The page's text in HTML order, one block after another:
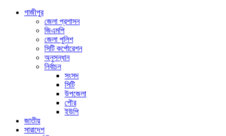
গাজীপুর
জেলা প্রশাসন
জিএমপি
জেলা পুলিশ
সিটি কর্পোরেশন
অনুসন্ধান
নির্বাচন
সংসদ
সিটি
উপজেলা
পৌর
ইউপি
জাতীয়
সারাদেশ